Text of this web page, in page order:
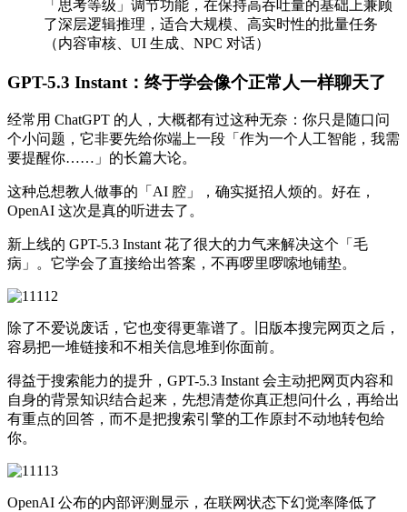
「思考等级」调节功能，在保持高吞吐量的基础上兼顾
了深层逻辑推理，适合大规模、高实时性的批量任务
（内容审核、UI 生成、NPC 对话）
GPT-5.3 Instant：终于学会像个正常人一样聊天了
经常用 ChatGPT 的人，大概都有过这种无奈：你只是随口问
个小问题，它非要先给你端上一段「作为一个人工智能，我需
要提醒你……」的长篇大论。
这种总想教人做事的「AI 腔」，确实挺招人烦的。好在，
OpenAI 这次是真的听进去了。
新上线的 GPT-5.3 Instant 花了很大的力气来解决这个「毛
病」。它学会了直接给出答案，不再啰里啰嗦地铺垫。
除了不爱说废话，它也变得更靠谱了。旧版本搜完网页之后，
容易把一堆链接和不相关信息堆到你面前。
得益于搜索能力的提升，GPT-5.3 Instant 会主动把网页内容和
自身的背景知识结合起来，先想清楚你真正想问什么，再给出
有重点的回答，而不是把搜索引擎的工作原封不动地转包给
你。
OpenAI 公布的内部评测显示，在联网状态下幻觉率降低了